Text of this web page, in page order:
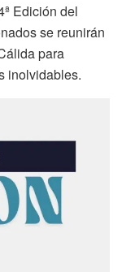
Edición del
se reunirán
para
inolvidables.